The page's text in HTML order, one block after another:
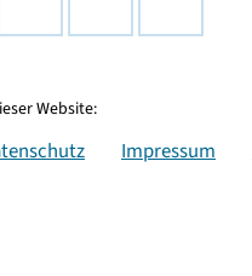
Website:
Impressum